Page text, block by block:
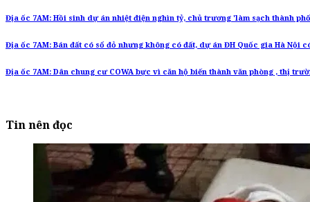
Địa ốc 7AM: Hồi sinh dự án nhiệt điện nghìn tỷ, chủ trương 'làm sạch thành
Địa ốc 7AM: Bán đất có sổ đỏ nhưng không có đất, dự án ĐH Quốc gia Hà Nội
Địa ốc 7AM: Dân chung cư COWA bực vì căn hộ biến thành văn phòng , thị
Tin nên đọc